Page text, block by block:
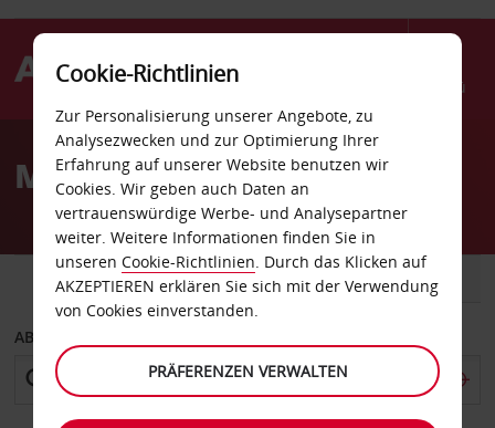
Menü
AvisMietwagen in Esslingen
FAHRZEUG TRANSPORTER
ABHOLEN VON
Cookie-Richtlinien
Zur Personalisierung unserer Angebote, zu
Analysezwecken und zur Optimierung Ihrer
Erfahrung auf unserer Website benutzen wir
Cookies. Wir geben auch Daten an
vertrauenswürdige Werbe- und Analysepartner
weiter. Weitere Informationen finden Sie in
unseren Cookie-Richtlinien. Durch das Klicken auf
AKZEPTIEREN erklären Sie sich mit der Verwendung
von Cookies einverstanden.
PRÄFERENZEN VERWALTEN